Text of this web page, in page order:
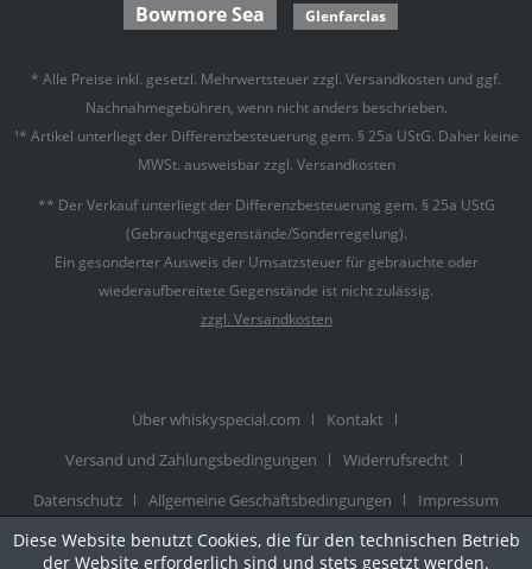
Bowmore Sea
Glenfarclas
* Alle Preise inkl. gesetzl. Mehrwertsteuer zzgl. Versandkosten und ggf.
Nachnahmegebühren, wenn nicht anders beschrieben.
¹* Artikel unterliegt der Differenzbesteuerung gem. § 25a UStG. Daher keine
MWSt. ausweisbar zzgl. Versandkosten
** Der Verkauf unterliegt der Differenzbesteuerung gem. § 25a UStG
(Gebrauchtgegenstände/Sonderregelung).
Ein gesonderter Ausweis der Umsatzsteuer für gebrauchte oder
wiederaufbereitete Gegenstände ist nicht zulässig.
zzgl. Versandkosten
Über whiskyspecial.com
Kontakt
Versand und Zahlungsbedingungen
Widerrufsrecht
Datenschutz
Allgemeine Geschäftsbedingungen
Impressum
© Realisiert mit Shopware | Theme atmos by Zenit Design
Diese Website benutzt Cookies, die für den technischen Betrieb
der Website erforderlich sind und stets gesetzt werden.